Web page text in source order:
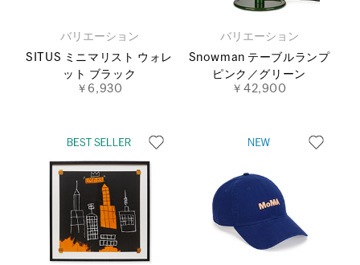
バリエーション
SITUS ミニマリスト ウォレ
ット ブラック
￥6,930
バリエーション
Snowman テーブルランプ
ピンク／グリーン
￥42,900